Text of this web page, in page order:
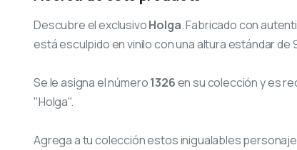
Descubre el exclusivoHolga. Fabricado con
está esculpido en vinilo con una altura estándar de
Se le asigna el número1326en su colección y es
"Holga".
Agrega a tu colección estos inigualables